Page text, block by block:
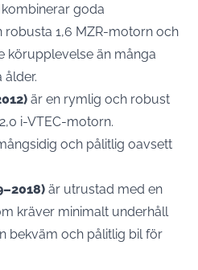
kombinerar goda
robusta 1,6 MZR-motorn och
körupplevelse än många
är en rymlig och robust
i-VTEC-motorn.
och pålitlig oavsett
är utrustad med en
kräver minimalt underhåll
bekväm och pålitlig bil för